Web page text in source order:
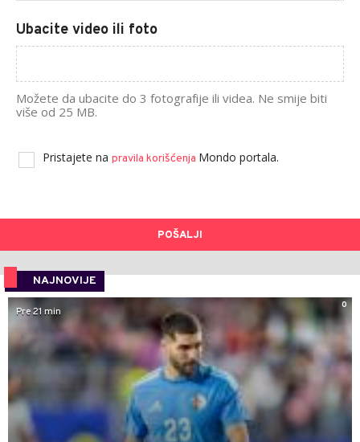
Ubacite video ili foto
Možete da ubacite do 3 fotografije ili videa. Ne smije biti
više od 25 MB.
Pristajete na pravila korišćenja Mondo portala.
POŠALJI
NAJNOVIJE
0
Pre 21 min